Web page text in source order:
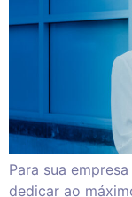
Para sua
dedicar ao